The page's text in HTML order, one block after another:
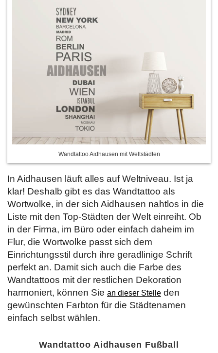
Wandtattoo Aidhausen mit Weltstädten
In Aidhausen läuft alles auf Weltniveau. Ist ja
klar! Deshalb gibt es das Wandtattoo als
Wortwolke, in der sich Aidhausen nahtlos in die
Liste mit den Top-Städten der Welt einreiht. Ob
in der Firma, im Büro oder einfach daheim im
Flur, die Wortwolke passt sich dem
Einrichtungsstil durch ihre geradlinige Schrift
perfekt an. Damit sich auch die Farbe des
Wandtattoos mit der restlichen Dekoration
harmoniert, können Sie an dieser Stelle den
gewünschten Farbton für die Städtenamen
einfach selbst wählen.
Wandtattoo Aidhausen Fußball